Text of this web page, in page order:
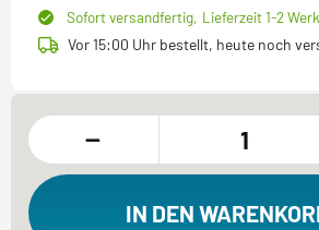
Sofort versandfertig, Lieferzeit 1-2
Vor 15:00 Uhr bestellt, heute noch
-
IN DEN